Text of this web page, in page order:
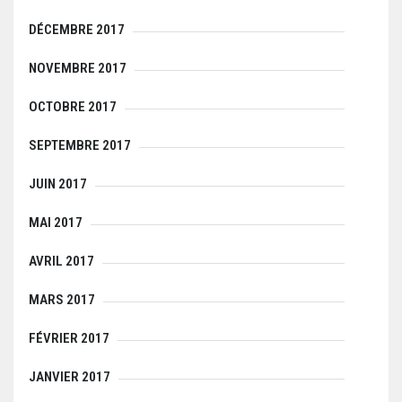
DÉCEMBRE 2017
NOVEMBRE 2017
OCTOBRE 2017
SEPTEMBRE 2017
JUIN 2017
MAI 2017
AVRIL 2017
MARS 2017
FÉVRIER 2017
JANVIER 2017